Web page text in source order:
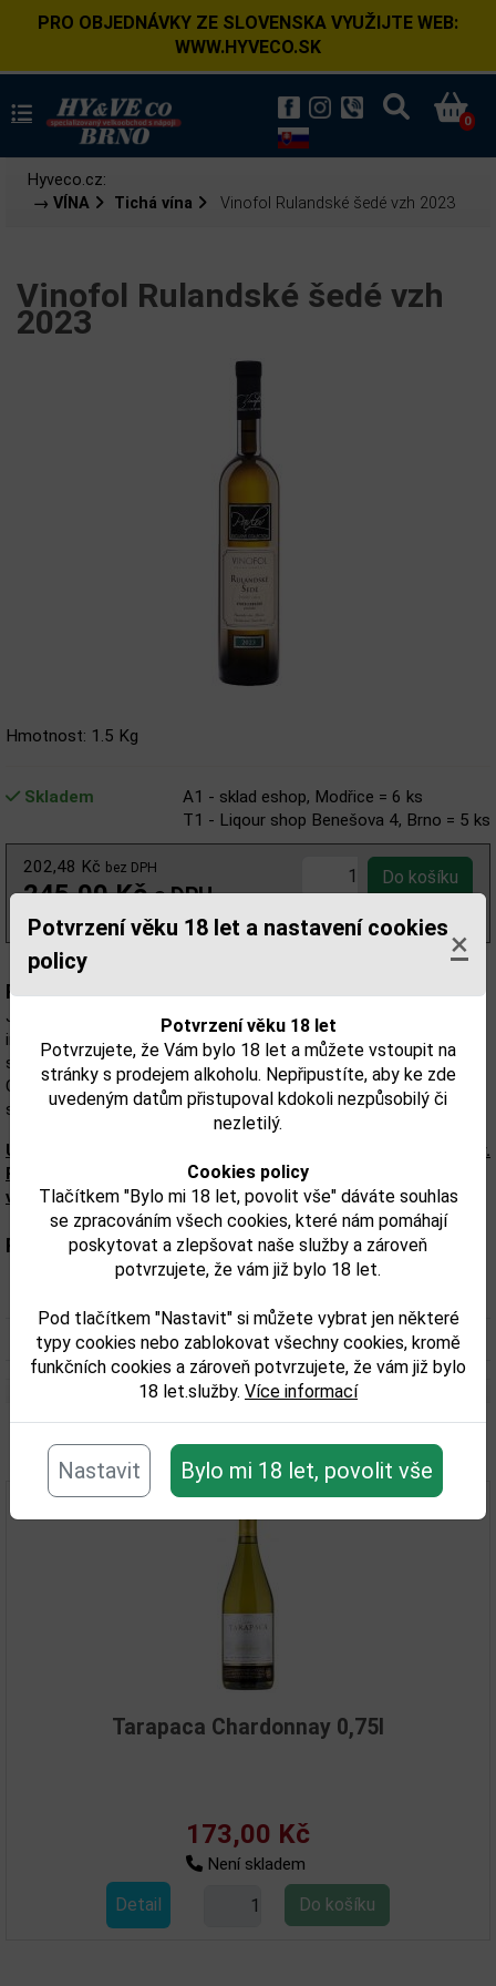
Potvrzení věku 18 let a nastavení cookies
policy
×
Potvrzení věku 18 let
Potvrzujete, že Vám bylo 18 let a můžete vstoupit na
stránky s prodejem alkoholu. Nepřipustíte, aby ke zde
uvedeným datům přistupoval kdokoli nezpůsobilý či
nezletilý.
Cookies policy
Tlačítkem "Bylo mi 18 let, povolit vše" dáváte souhlas
se zpracováním všech cookies, které nám pomáhají
poskytovat a zlepšovat naše služby a zároveň
potvrzujete, že vám již bylo 18 let.
Pod tlačítkem "Nastavit" si můžete vybrat jen některé
typy cookies nebo zablokovat všechny cookies, kromě
funkčních cookies a zároveň potvrzujete, že vám již bylo
18 let.služby. Více informací
Nastavit Bylo mi 18 let, povolit vše
PRO OBJEDNÁVKY ZE SLOVENSKA VYUŽIJTE WEB:
WWW.HYVECO.SK
0
Hyveco.cz:
→ VÍNA
Tichá vína Vinofol Rulandské šedé vzh 2023
Vinofol Rulandské šedé vzh
2023
Hmotnost: 1.5 Kg
Skladem
A1 - sklad eshop, Modřice = 6 ks
T1 - Liqour shop Benešova 4, Brno = 5 ks
202,48 Kč bez DPH
245,00 Kčs DPH
(327,00 Kč/l)
Popis:
Jiskrná, zlatavě žlutá barva s vyšší viskozitou. Vůně je čistá,
intenzivnější, s tóny exotického ovoce, sušených květů nebo
sušeného sadového ovoce, v pozadí s podtóny sladkého koření.
Chuť je šťavnatá, bohatá a plná, připomínající hruškový kompot,
sušené mango nebo pečený jablečný koláč.
Upozorňujeme, že tento produkt může obsahovat alergeny.
Přesné složení a alergeny jsou k dispozici na obalu
výrobku. Zkontrolujte prosím před konzumací.
Parametry:
Objem obalu (L): 0,75
Související zboží
Tarapaca Chardonnay 0,75l
173,00 Kč
Není skladem